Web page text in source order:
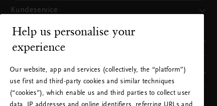
Kundeservice
Hvor finner du oss
Vår merkevare
Help us personalise your
experience
Our website, app and services (collectively, the “platform”)
use first and third-party cookies and similar techniques
(“cookies”), which enable us and third parties to collect user